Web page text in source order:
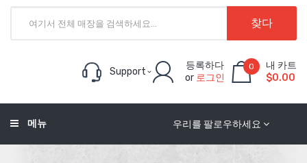
찾다
Support
등록하다
or 로그인
0
내 카트
$0.00
우리를 팔로우하세요
메뉴